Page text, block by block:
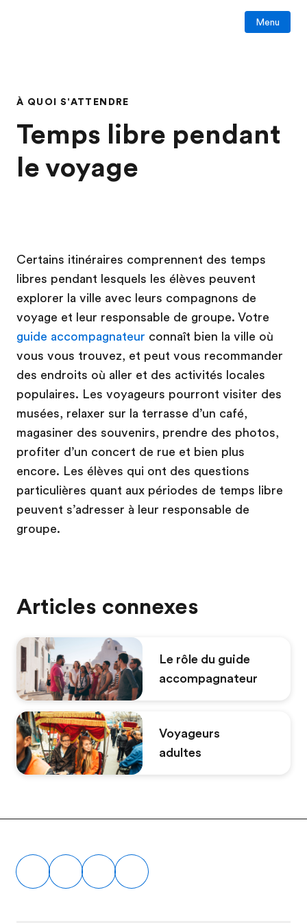
Menu
À QUOI S'ATTENDRE
Temps libre pendant
le voyage
Certains itinéraires comprennent des temps
libres pendant lesquels les élèves peuvent
explorer la ville avec leurs compagnons de
voyage et leur responsable de groupe. Votre
guide accompagnateur connaît bien la ville où
vous vous trouvez, et peut vous recommander
des endroits où aller et des activités locales
populaires. Les voyageurs pourront visiter des
musées, relaxer sur la terrasse d’un café,
magasiner des souvenirs, prendre des photos,
profiter d’un concert de rue et bien plus
encore. Les élèves qui ont des questions
particulières quant aux périodes de temps libre
peuvent s’adresser à leur responsable de
groupe.
Articles connexes
Le rôle du guide
accompagnateur
Voyageurs
adultes